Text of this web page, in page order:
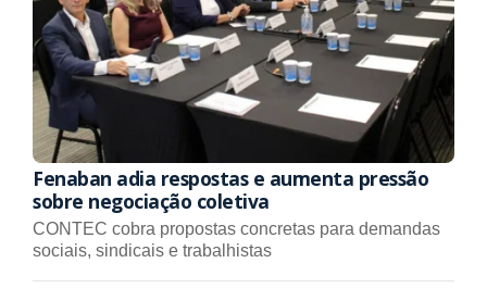
Fenaban adia respostas e aumenta pressão
sobre negociação coletiva
CONTEC cobra propostas concretas para demandas
sociais, sindicais e trabalhistas